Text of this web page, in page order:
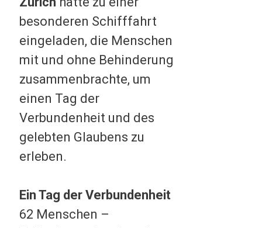
besonderen Schifffahrt
eingeladen, die Menschen
mit und ohne Behinderung
zusammenbrachte, um
einen Tag der
Verbundenheit und des
gelebten Glaubens zu
erleben.
Ein Tag der Verbundenheit
62 Menschen –